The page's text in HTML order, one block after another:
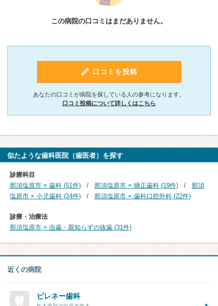
この病院の口コミはまだありません。
口コミを投稿
あなたの口コミが病院を探している人の参考になります。
口コミ投稿について詳しくはこちら
似たような歯科医院（歯医者）を探す
診療科目
那須塩原市 × 歯科 (51件)
那須塩原市 × 矯正歯科 (19件)
那須
塩原市 × 小児歯科 (24件)
那須塩原市 × 歯科口腔外科 (22件)
診療・治療法
那須塩原市 × 虫歯・親知らずの抜歯 (31件)
近くの病院
ピレネー歯科